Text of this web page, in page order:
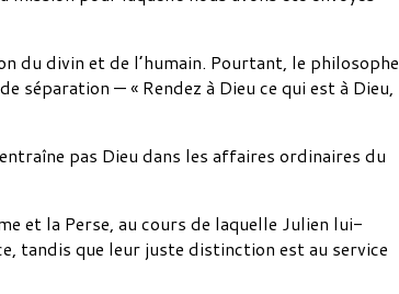
du divin et de l’humain. Pourtant, le philosophe
séparation — « Rendez à Dieu ce qui est à Dieu,
pas Dieu dans les affaires ordinaires du
et la Perse, au cours de laquelle Julien lui-
tandis que leur juste distinction est au service